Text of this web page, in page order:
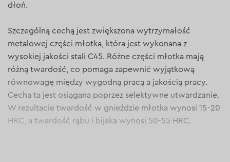
dłoń.
Szczególną cechą jest zwiększona wytrzymałość
metalowej części młotka, która jest wykonana z
wysokiej jakości stali C45. Różne części młotka mają
różną twardość, co pomaga zapewnić wyjątkową
równowagę między wygodną pracą a jakością pracy.
Cecha ta jest osiągana poprzez selektywne utwardzanie.
W rezultacie twardość w gnieździe młotka wynosi 15-20
HRC, a twardość rąbu i bijaka wynosi 50-55 HRC.